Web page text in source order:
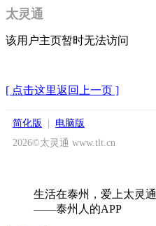
太灵通
该用户主页暂时无法访问
[ 点击这里返回上一页 ]
简化版
电脑版
2026©太灵通 www.tlt.cn
生活在泰州，爱上太灵通
——泰州人的APP